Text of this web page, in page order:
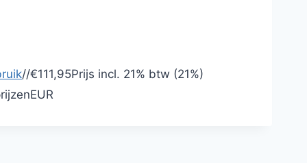
//€111,95Prijs incl. 21% btw (21%)
EUR